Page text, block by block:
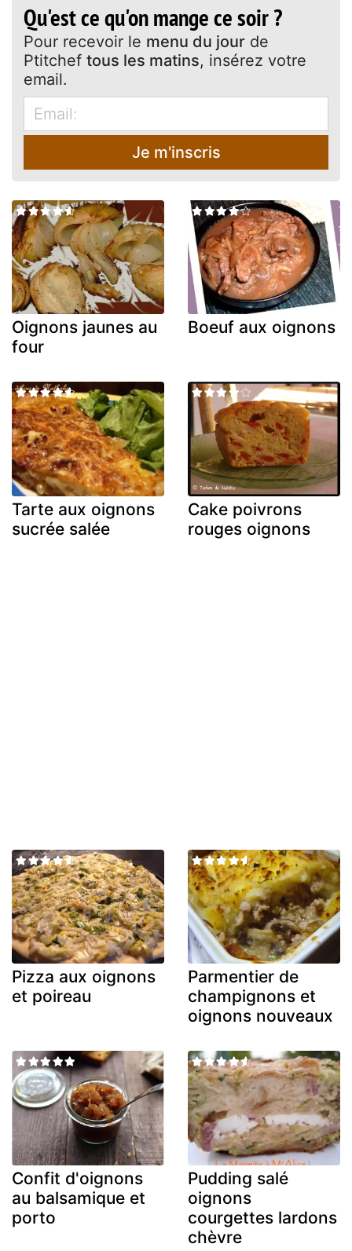
Qu'est ce qu'on mange ce soir ?
Pour recevoir le menu du jour de
Ptitchef tous les matins, insérez votre
email.
Je m'inscris
Oignons jaunes au
four
Boeuf aux oignons
Tarte aux oignons
sucrée salée
Cake poivrons
rouges oignons
Pizza aux oignons
et poireau
Parmentier de
champignons et
oignons nouveaux
Confit d'oignons
au balsamique et
porto
Pudding salé
oignons
courgettes lardons
chèvre